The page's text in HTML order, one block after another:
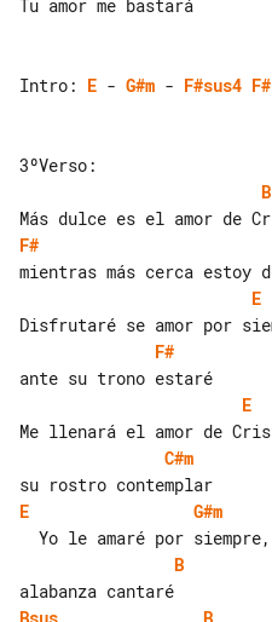
Tu amor me bastará
Intro: E - G#m - F#sus4 F#
B
F#
E
F#
E
C#m
E
G#m
B